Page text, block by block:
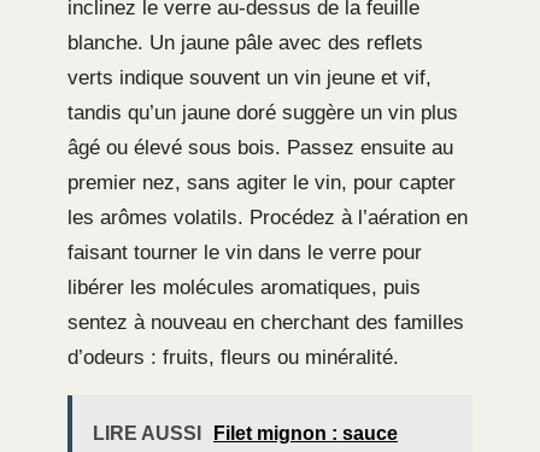
inclinez le verre au-dessus de la feuille
blanche. Un jaune pâle avec des reflets
verts indique souvent un vin jeune et vif,
tandis qu’un jaune doré suggère un vin plus
âgé ou élevé sous bois. Passez ensuite au
premier nez, sans agiter le vin, pour capter
les arômes volatils. Procédez à l’aération en
faisant tourner le vin dans le verre pour
libérer les molécules aromatiques, puis
sentez à nouveau en cherchant des familles
d’odeurs : fruits, fleurs ou minéralité.
LIRE AUSSI
Filet mignon : sauce